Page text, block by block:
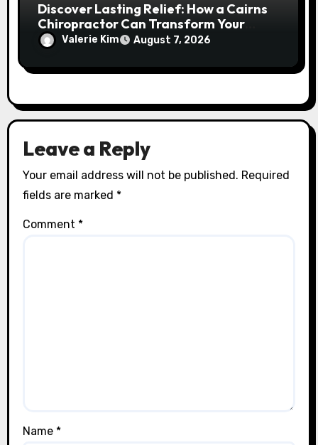
Discover Lasting Relief: How a Cairns
Chiropractor Can Transform Your
Spinal Health
Valerie Kim August 7, 2026
Leave a Reply
Your email address will not be published. Required
fields are marked *
Comment *
Name *